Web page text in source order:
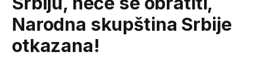
Narodna skupština Srbije
otkazana!